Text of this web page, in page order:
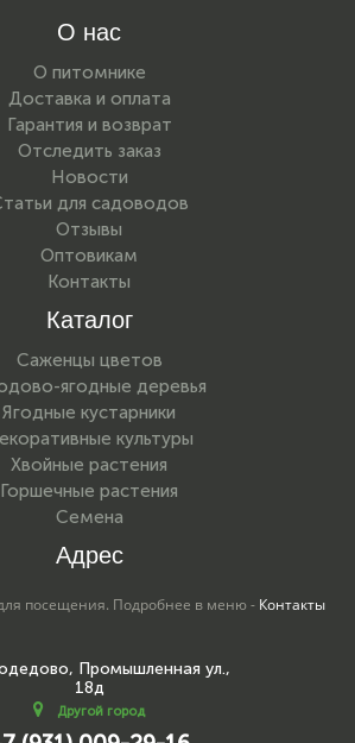
О нас
О питомнике
Доставка и оплата
Гарантия и возврат
Отследить заказ
Новости
для садоводов
Отзывы
Оптовикам
Контакты
Каталог
Саженцы цветов
ягодные деревья
Ягодные кустарники
культуры
Хвойные растения
Горшечные растения
Семена
Адрес
посещения. Подробнее в меню - Контакты
Промышленная ул.,
18д
Другой город